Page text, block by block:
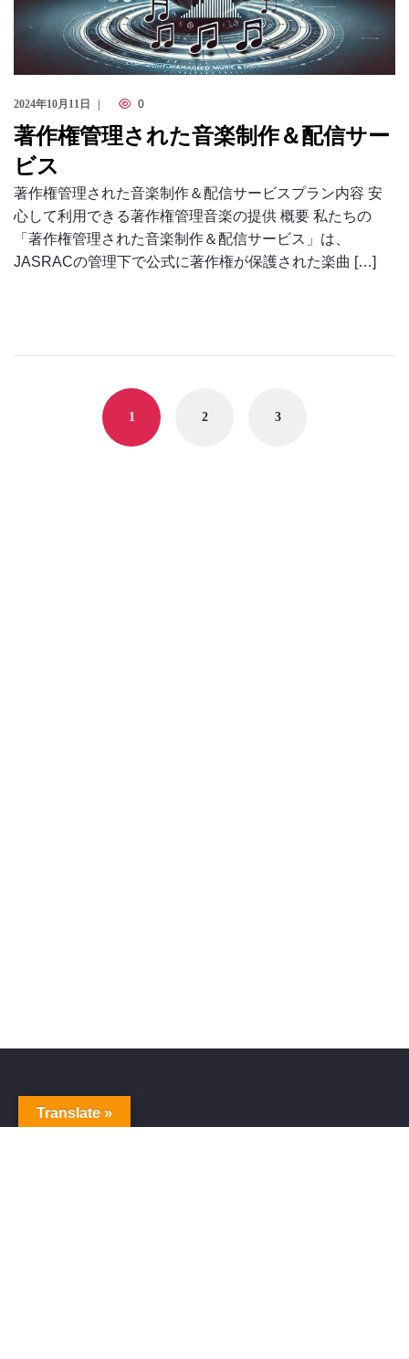
2024年10月11日 0
著作権管理された音楽制作＆配信サー
ビス
著作権管理された音楽制作＆配信サービスプラン内容 安
心して利用できる著作権管理音楽の提供 概要 私たちの
「著作権管理された音楽制作＆配信サービス」は、
JASRACの管理下で公式に著作権が保護された楽曲 […]
navigation
1 2 3
Translate »